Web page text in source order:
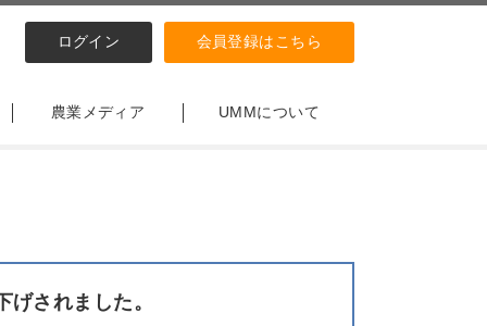
ログイン 会員登録はこちら
農業メディア UMMについて
げされました。